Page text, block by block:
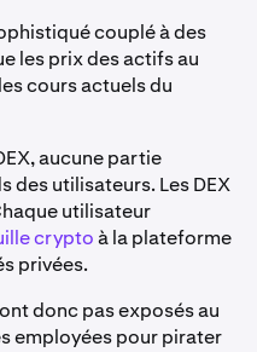
couplé à des
les prix des actifs au
cours actuels du
aucune partie
des utilisateurs. Les DEX
utilisateur
cryptoà la plateforme
privées.
donc pas exposés au
employées pour pirater